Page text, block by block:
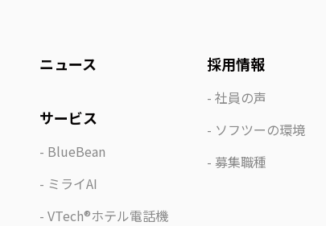
ニュース
サービス
BlueBean
ミライAI
VTech®ホテル電話機
採用情報
社員の声
ソフツーの環境
募集職種